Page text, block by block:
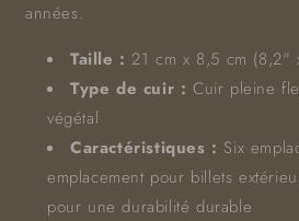
années.
Taille : 21 cm x 8,5 cm (8,2"
Type de cuir : Cuir pleine
végétal
Caractéristiques : Six
emplacement pour billets
pour une durabilité durable